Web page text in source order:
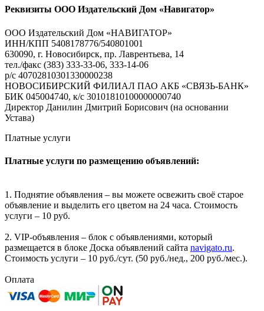
Реквизиты ООО Издательский Дом «Навигатор»
ООО Издательский Дом «НАВИГАТОР»
ИНН/КПП 5408178776/540801001
630090, г. Новосибирск, пр. Лаврентьева, 14
тел./факс (383) 333-33-06, 333-14-06
р/с 40702810301330000238
НОВОСИБИРСКИЙ ФИЛИАЛ ПАО АКБ «СВЯЗЬ-БАНК»
БИК 045004740, к/с 30101810100000000740
Директор Данилин Дмитрий Борисович (на основании
Устава)
Платные услуги
Платные услуги по размещению объявлений:
1. Поднятие объявления – вы можете освежить своё старое
объявление и выделить его цветом на 24 часа. Стоимость
услуги – 10 руб.
2. VIP-объявления – блок с объявлениями, который
размещается в блоке Доска объявлений сайта navigato.ru.
Стоимость услуги – 10 руб./сут. (50 руб./нед., 200 руб./мес.).
Оплата